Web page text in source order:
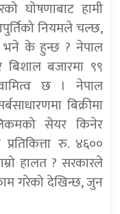
घोषणाबाट हामी
नियमले चल्छ,
के हुन्छ ? नेपाल
बजारमा ९९
छ । नेपाल
बिक्रीमा
सेयर किनेर
रु. ४६००
हालत ? सरकारले
गरेको देखिन्छ, जुन